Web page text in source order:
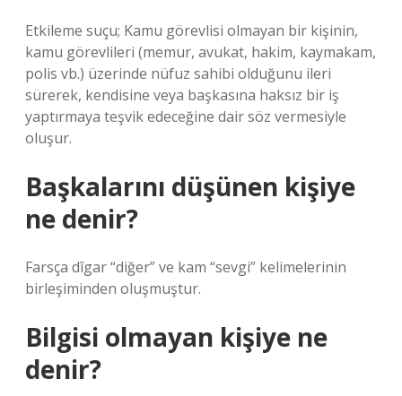
Etkileme suçu; Kamu görevlisi olmayan bir kişinin,
kamu görevlileri (memur, avukat, hakim, kaymakam,
polis vb.) üzerinde nüfuz sahibi olduğunu ileri
sürerek, kendisine veya başkasına haksız bir iş
yaptırmaya teşvik edeceğine dair söz vermesiyle
oluşur.
Başkalarını düşünen kişiye
ne denir?
Farsça dîgar “diğer” ve kam “sevgi” kelimelerinin
birleşiminden oluşmuştur.
Bilgisi olmayan kişiye ne
denir?